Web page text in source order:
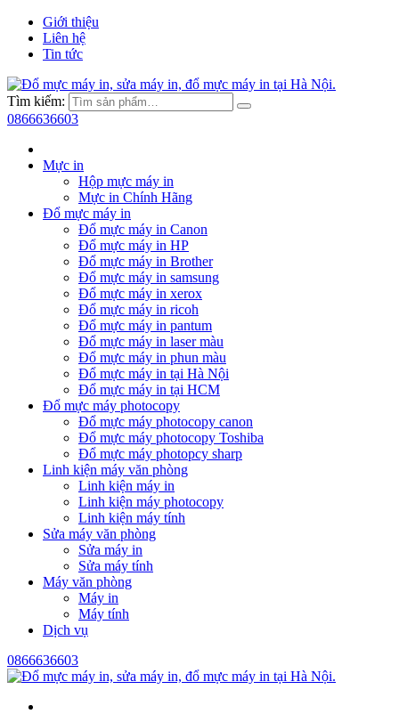
Giới thiệu
Liên hệ
Tin tức
Tìm kiếm:
0866636603
Mực in
Hộp mực máy in
Mực in Chính Hãng
Đổ mực máy in
Đổ mực máy in Canon
Đổ mực máy in HP
Đổ mực máy in Brother
Đổ mực máy in samsung
Đổ mực máy in xerox
Đổ mực máy in ricoh
Đổ mực máy in pantum
Đổ mực máy in laser màu
Đổ mực máy in phun màu
Đổ mực máy in tại Hà Nội
Đổ mực máy in tại HCM
Đổ mực máy photocopy
Đổ mực máy photocopy canon
Đổ mực máy photocopy Toshiba
Đổ mực máy photopcy sharp
Linh kiện máy văn phòng
Linh kiện máy in
Linh kiện máy photocopy
Linh kiện máy tính
Sửa máy văn phòng
Sửa máy in
Sửa máy tính
Máy văn phòng
Máy in
Máy tính
Dịch vụ
0866636603